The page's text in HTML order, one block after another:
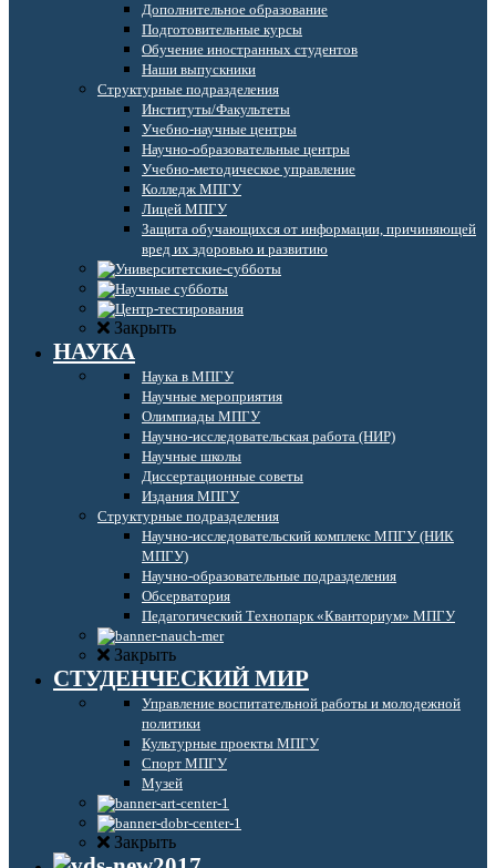
Дополнительное образование
Подготовительные курсы
Обучение иностранных студентов
Наши выпускники
Структурные подразделения
Институты/Факультеты
Учебно-научные центры
Научно-образовательные центры
Учебно-методическое управление
Колледж МПГУ
Лицей МПГУ
Защита обучающихся от информации, причиняющей
вред их здоровью и развитию
Закрыть
НАУКА
Наука в МПГУ
Научные мероприятия
Олимпиады МПГУ
Научно-исследовательская работа (НИР)
Научные школы
Диссертационные советы
Издания МПГУ
Структурные подразделения
Научно-исследовательский комплекс МПГУ (НИК
МПГУ)
Научно-образовательные подразделения
Обсерватория
Педагогический Технопарк «Кванториум» МПГУ
Закрыть
СТУДЕНЧЕСКИЙ МИР
Управление воспитательной работы и молодежной
политики
Культурные проекты МПГУ
Спорт МПГУ
Музей
Закрыть